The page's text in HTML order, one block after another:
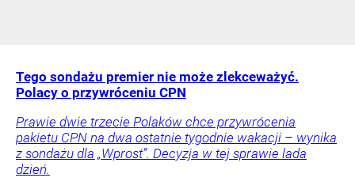
Tego sondażu premier nie może zlekceważyć.
Polacy o przywróceniu CPN
Prawie dwie trzecie Polaków chce przywrócenia
pakietu CPN na dwa ostatnie tygodnie wakacji – wynika
z sondażu dla „Wprost”. Decyzja w tej sprawie lada
dzień.